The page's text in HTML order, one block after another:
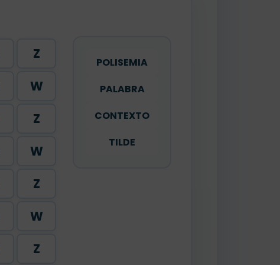
Z
W
Z
W
Z
W
Z
POLISEMIA
PALABRA
CONTEXTO
TILDE